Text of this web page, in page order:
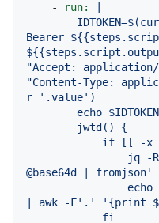
- run:
Bearer
"Accept:
"Content-Type:
r '.value')
@base64d |
| awk -F'.' '{print